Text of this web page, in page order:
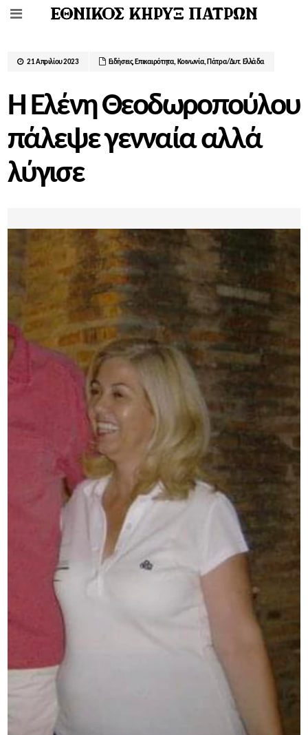
21 Απριλίου 2023 Ειδήσεις, Επικαιρότητα, Κοινωνία, Πάτρα/Δυτ. Ελλάδα
Η Ελένη Θεοδωροπούλου
πάλεψε γενναία αλλά
λύγισε